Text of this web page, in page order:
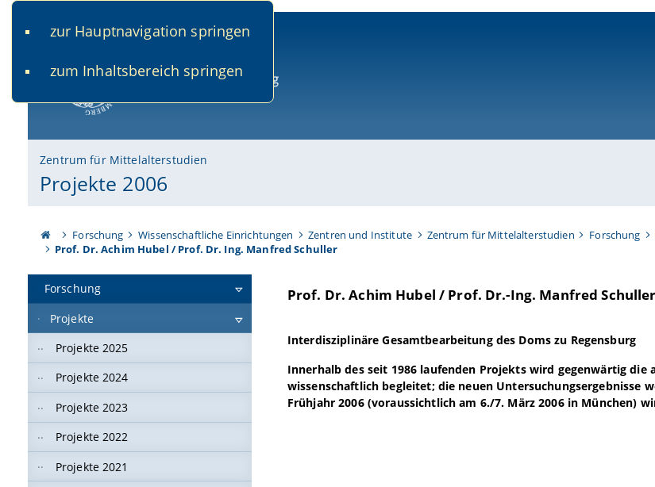
zur Hauptnavigation springen
zum Inhaltsbereich springen
Zentrum für Mittelalterstudien
Projekte 2006
Forschung Wissenschaftliche Einrichtungen Zentren und Institute Zentrum für Mittelalterstudien Forschung
Prof. Dr. Achim Hubel / Prof. Dr. Ing. Manfred Schuller
Forschung
Projekte
Projekte 2025
Projekte 2024
Projekte 2023
Projekte 2022
Projekte 2021
Prof. Dr. Achim Hubel / Prof. Dr.-Ing. Manfred Schuller
Interdisziplinäre Gesamtbearbeitung des Doms zu Regensburg
Innerhalb des seit 1986 laufenden Projekts wird gegenwärtig
wissenschaftlich begleitet; die neuen Untersuchungsergebnisse
Frühjahr 2006 (voraussichtlich am 6./7. März 2006 in München)